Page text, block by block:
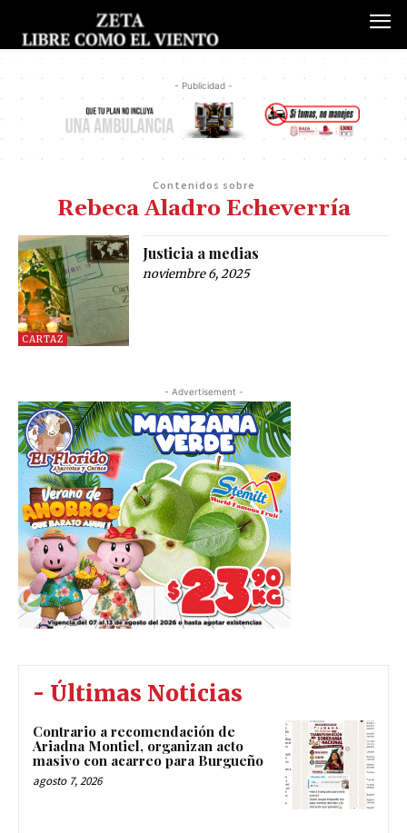
- Publicidad -
Contenidos sobre
Rebeca Aladro Echeverría
CARTAZ
Justicia a medias
noviembre 6, 2025
- Advertisement -
- Últimas Noticias
Contrario a recomendación de
Ariadna Montiel, organizan acto
masivo con acarreo para Burgueño
agosto 7, 2026